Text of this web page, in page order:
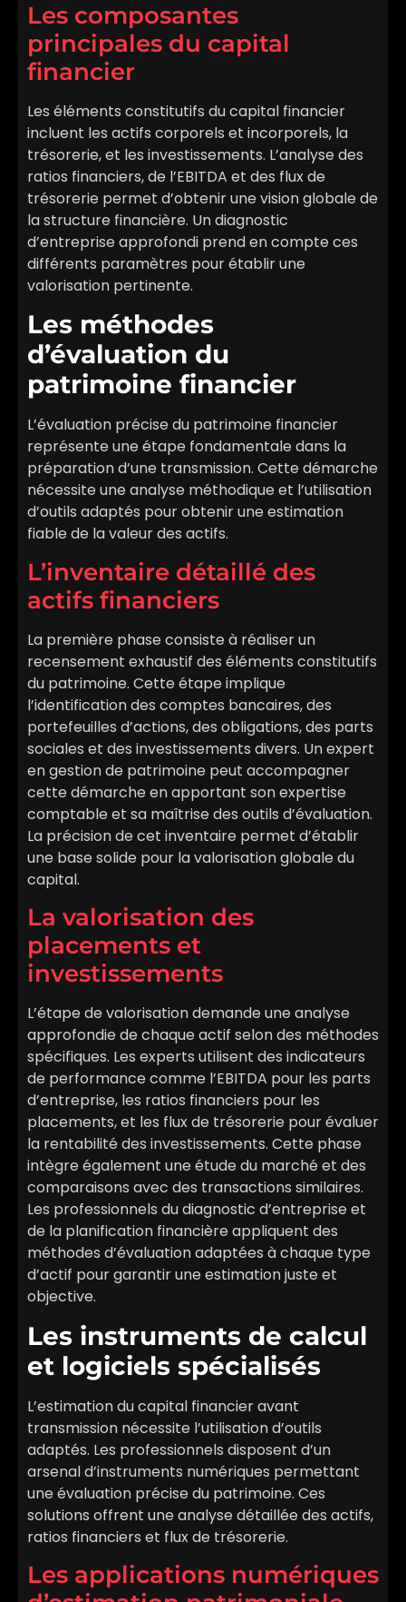
Les composantes
principales du capital
financier
Les éléments constitutifs du capital financier
incluent les actifs corporels et incorporels, la
trésorerie, et les investissements. L’analyse des
ratios financiers, de l’EBITDA et des flux de
trésorerie permet d’obtenir une vision globale de
la structure financière. Un diagnostic
d’entreprise approfondi prend en compte ces
différents paramètres pour établir une
valorisation pertinente.
Les méthodes
d’évaluation du
patrimoine financier
L’évaluation précise du patrimoine financier
représente une étape fondamentale dans la
préparation d’une transmission. Cette démarche
nécessite une analyse méthodique et l’utilisation
d’outils adaptés pour obtenir une estimation
fiable de la valeur des actifs.
L’inventaire détaillé des
actifs financiers
La première phase consiste à réaliser un
recensement exhaustif des éléments constitutifs
du patrimoine. Cette étape implique
l’identification des comptes bancaires, des
portefeuilles d’actions, des obligations, des parts
sociales et des investissements divers. Un expert
en gestion de patrimoine peut accompagner
cette démarche en apportant son expertise
comptable et sa maîtrise des outils d’évaluation.
La précision de cet inventaire permet d’établir
une base solide pour la valorisation globale du
capital.
La valorisation des
placements et
investissements
L’étape de valorisation demande une analyse
approfondie de chaque actif selon des méthodes
spécifiques. Les experts utilisent des indicateurs
de performance comme l’EBITDA pour les parts
d’entreprise, les ratios financiers pour les
placements, et les flux de trésorerie pour évaluer
la rentabilité des investissements. Cette phase
intègre également une étude du marché et des
comparaisons avec des transactions similaires.
Les professionnels du diagnostic d’entreprise et
de la planification financière appliquent des
méthodes d’évaluation adaptées à chaque type
d’actif pour garantir une estimation juste et
objective.
Les instruments de calcul
et logiciels spécialisés
L’estimation du capital financier avant
transmission nécessite l’utilisation d’outils
adaptés. Les professionnels disposent d’un
arsenal d’instruments numériques permettant
une évaluation précise du patrimoine. Ces
solutions offrent une analyse détaillée des actifs,
ratios financiers et flux de trésorerie.
Les applications numériques